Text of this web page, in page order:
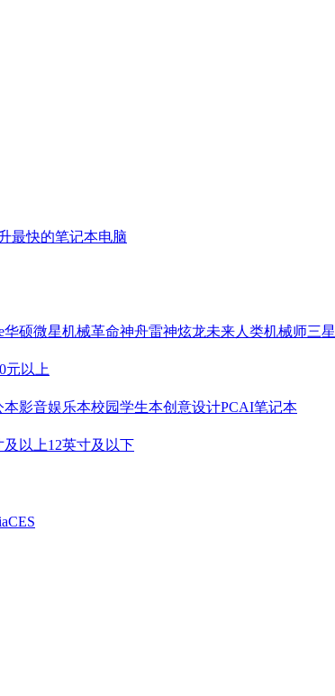
升最快的笔记本电脑
华硕微星机械革命神舟雷神炫龙未来人类机械师三星
元以上
本影音娱乐本校园学生本创意设计PCAI笔记本
及以上12英寸及以下
CES